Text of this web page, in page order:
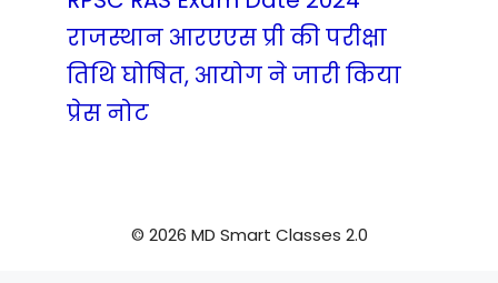
राजस्थान आरएएस प्री की परीक्षा
तिथि घोषित, आयोग ने जारी किया
प्रेस नोट
© 2026 MD Smart Classes 2.0